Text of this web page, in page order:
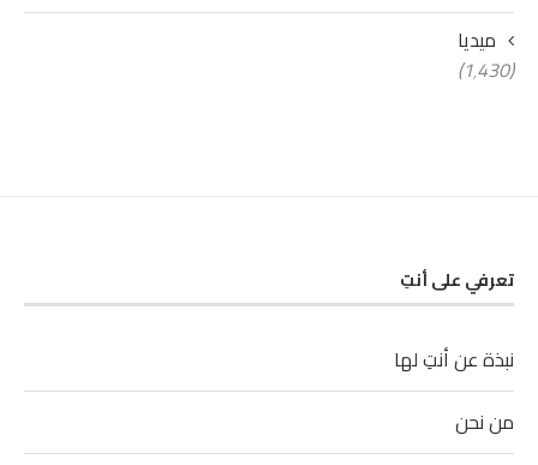
ميديا
(1٬430)
تعرفي على أنتِ
نبذة عن أنتِ لها
من نحن